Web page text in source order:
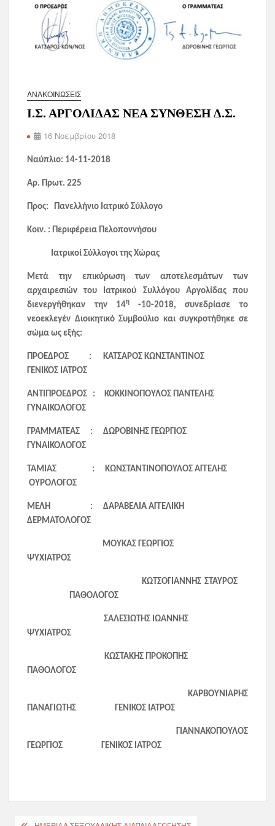
ΑΝΑΚΟΙΝΏΣΕΙΣ
Ι.Σ. ΑΡΓΟΛΙΔΑΣ ΝΕΑ ΣΥΝΘΕΣΗ Δ.Σ.
16 Νοεμβρίου 2018
Ναύπλιο: 14-11-2018
Αρ. Πρωτ. 225
Προς: Πανελλήνιο Ιατρικό Σύλλογο
Κοιν. : Περιφέρεια Πελοποννήσου
Ιατρικοί Σύλλογοι της Χώρας
Μετά την επικύρωση των αποτελεσμάτων των
αρχαιρεσιών του Ιατρικού Συλλόγου Αργολίδας που
διενεργήθηκαν την 14η-10-2018, συνεδρίασε το
νεοεκλεγέν Διοικητικό Συμβούλιο και συγκροτήθηκε σε
σώμα ως εξής:
ΠΡΟΕΔΡΟΣ : ΚΑΤΣΑΡΟΣ ΚΩΝΣΤΑΝΤΙΝΟΣ
ΓΕΝΙΚΟΣ ΙΑΤΡΟΣ
ΑΝΤΙΠΡΟΕΔΡΟΣ : ΚΟΚΚΙΝΟΠΟΥΛΟΣ ΠΑΝΤΕΛΗΣ
ΓΥΝΑΙΚΟΛΟΓΟΣ
ΓΡΑΜΜΑΤΕΑΣ : ΔΩΡΟΒΙΝΗΣ ΓΕΩΡΓΙΟΣ
ΓΥΝΑΙΚΟΛΟΓΟΣ
ΤΑΜΙΑΣ : ΚΩΝΣΤΑΝΤΙΝΟΠΟΥΛΟΣ ΑΓΓΕΛΗΣ
ΟΥΡΟΛΟΓΟΣ
ΜΕΛΗ : ΔΑΡΑΒΕΛΙΑ ΑΓΓΕΛΙΚΗ
ΔΕΡΜΑΤΟΛΟΓΟΣ
ΜΟΥΚΑΣ ΓΕΩΡΓΙΟΣ
ΨΥΧΙΑΤΡΟΣ
ΚΩΤΣΟΓΙΑΝΝΗΣ ΣΤΑΥΡΟΣ
ΠΑΘΟΛΟΓΟΣ
ΣΑΛΕΣΙΩΤΗΣ ΙΩΑΝΝΗΣ
ΨΥΧΙΑΤΡΟΣ
ΚΩΣΤΑΚΗΣ ΠΡΟΚΟΠΗΣ
ΠΑΘΟΛΟΓΟΣ
ΚΑΡΒΟΥΝΙΑΡΗΣ
ΠΑΝΑΓΙΩΤΗΣ ΓΕΝΙΚΟΣ ΙΑΤΡΟΣ
ΓΙΑΝΝΑΚΟΠΟΥΛΟΣ
ΓΕΩΡΓΙΟΣ ΓΕΝΙΚΟΣ ΙΑΤΡΟΣ